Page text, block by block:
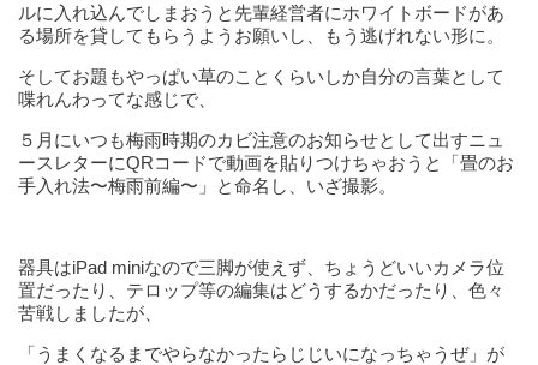
ルに入れ込んでしまおうと先輩経営者にホワイトボードがあ
る場所を貸してもらうようお願いし、もう逃げれない形に。
そしてお題もやっぱい草のことくらいしか自分の言葉として
喋れんわってな感じで、
５月にいつも梅雨時期のカビ注意のお知らせとして出すニュ
ースレターにQRコードで動画を貼りつけちゃおうと「畳のお
手入れ法〜梅雨前編〜」と命名し、いざ撮影。
器具はiPad miniなので三脚が使えず、ちょうどいいカメラ位
置だったり、テロップ等の編集はどうするかだったり、色々
苦戦しましたが、
「うまくなるまでやらなかったらじじいになっちゃうぜ」が